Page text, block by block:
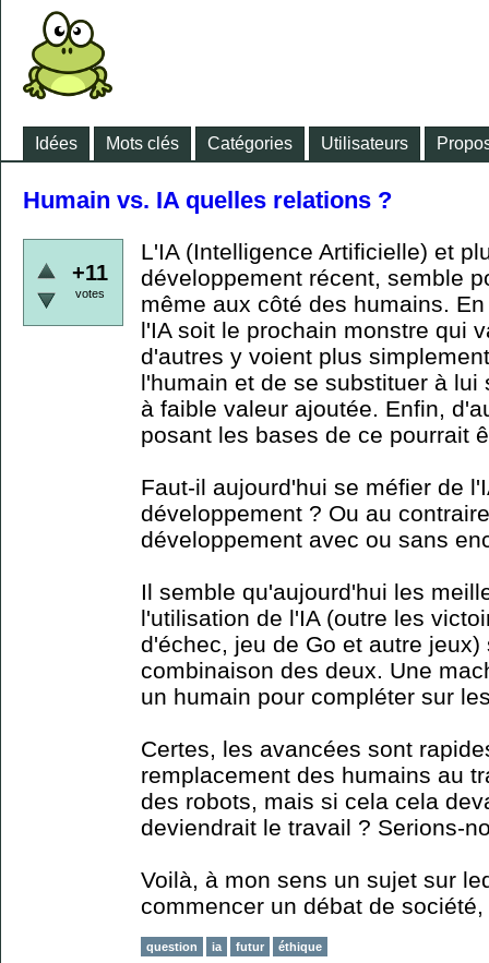
Idées Mots clés Catégories Utilisateurs
Humain vs. IA quelles relations ?
+11
votes
L'IA (Intelligence Artificielle) et
développement récent, semble
même aux côté des humains.
l'IA soit le prochain monstre qui
d'autres y voient plus
l'humain et de se substituer à
à faible valeur ajoutée. Enfin,
posant les bases de ce pourrait
Faut-il aujourd'hui se méfier de
développement ? Ou au
développement avec ou sans
Il semble qu'aujourd'hui les
l'utilisation de l'IA (outre les
d'échec, jeu de Go et autre
combinaison des deux. Une
un humain pour compléter sur
Certes, les avancées sont
remplacement des humains au
des robots, mais si cela cela
deviendrait le travail ? Serions-
Voilà, à mon sens un sujet sur
commencer un débat de
question ia futur éthique